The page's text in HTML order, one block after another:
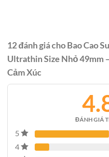
12 đánh giá choBao Cao
Ultrathin Size Nhỏ 49mm
Cảm Xúc
ĐÁNH GIÁ
5
4